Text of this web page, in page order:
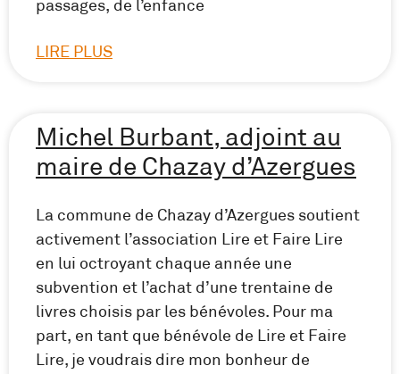
passages, de l’enfance
LIRE PLUS
Michel Burbant, adjoint au
maire de Chazay d’Azergues
La commune de Chazay d’Azergues soutient
activement l’association Lire et Faire Lire
en lui octroyant chaque année une
subvention et l’achat d’une trentaine de
livres choisis par les bénévoles. Pour ma
part, en tant que bénévole de Lire et Faire
Lire, je voudrais dire mon bonheur de